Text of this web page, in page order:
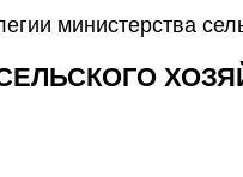
министерства